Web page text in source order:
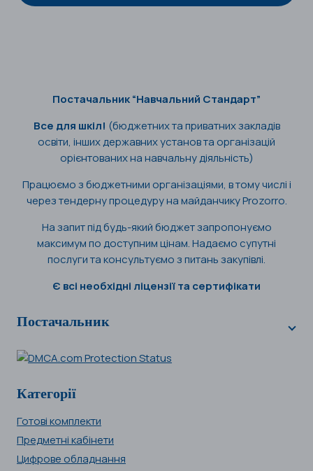
Постачальник “Навчальний Стандарт”
Все для шкіл! (бюджетних та приватних закладів
освіти, інших державних установ та організацій
орієнтованих на навчальну діяльність)
Працюємо з бюджетними організаціями, в тому числі і
через тендерну процедуру на майданчику Prozorro.
На запит під будь-який бюджет запропонуємо
максимум по доступним цінам. Надаємо супутні
послуги та консультуємо з питань закупівлі.
Є всі необхідні ліцензії та сертифікати
Постачальник
Категорії
Готові комплекти
Предметні кабінети
Цифрове обладнання